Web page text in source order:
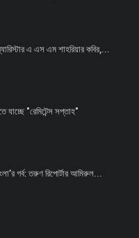
এ এস এম শাহরিয়ার কবির,...
"রেমিটেন্স সপ্তাহ"
গর্ব: তরুণ রিপোর্টার আমিরুল...